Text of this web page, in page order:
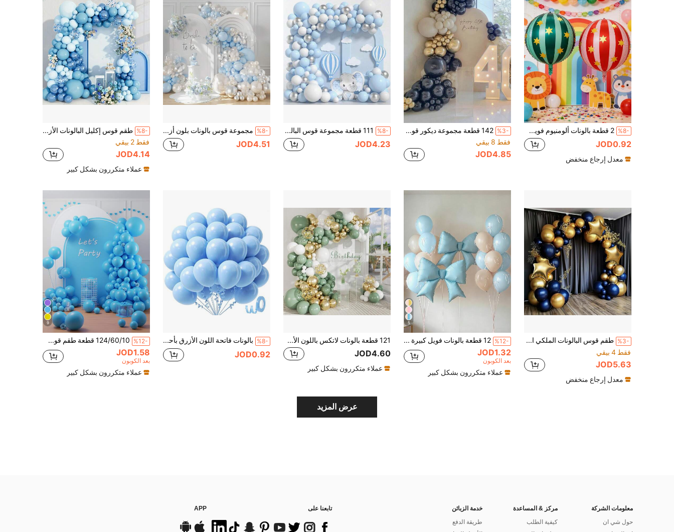
%8- 2 قطعة بالونات ألومنيوم فويل 22 بوصة بتصميم 4D مخطط على شكل نجمة و3D دائري، ديكور حفلة عيد ميلاد، تنسيق المكان
JOD0.92
معدل إرجاع منخفض
%3-
142 قطعة مجموعة ديكور قوس البالونات باللون الأزرق الداكن والبيج، مناسبة لعيد الميلاد ال- 40 وال- 50 وال- 60، المعمودية، الزفاف، الخطوبة، العودة إلى الحفلة، مزيج ألوان قابل للتخصيص، بالونات زخرفية
فقط 8 بيقي
JOD4.85
%8- 111 قطعة مجموعة قوس البالونات الأزرق والأبيض مجموعة إكليل البالونات الأزرق بالونات زرقاء وبيضاء وفضية لحفلات أعياد الميلاد وحفلات استقبال العروس والزفاف وديكورات الشتاء لحفلات عالم الشتاء السحري وديكورات عيد الميلاد
JOD4.23
%8- مجموعة قوس بالونات بلون أزرق لؤلؤي 120 قطعة، بالونات مختلطة باللون الأزرق الفاتح والفضي والأبيض اللؤلؤي، زينة أنيقة لحفلات أعياد الميلاد وحفلات الخطوبة وحفلات الزفاف
JOD4.51
%8-
طقم قوس إكليل البالونات الأزرق 134 قطعة، بالونات كونفيتي معدنية ماكارون باللون الأزرق الفاتح لديكور حفلات الاستحمام وأعياد الميلاد
فقط 2 بيقي
JOD4.14
عملاء متكررون بشكل كبير
%3-
طقم قوس البالونات الملكي الأزرق والذهبي، 132 بالون لاتكس رمادي أزرق وذهبي وبالونات نجوم معدنية، مناسب لحفلات عيد الميلاد والزفاف وحفلات العزوبية والذكرى السنوية وديكورات حفلات عيد الميلاد.
فقط 4 بيقي
JOD5.63
معدل إرجاع منخفض
5
%12- 12 قطعة بالونات فويل كبيرة بشكل فراشة باللون الأزرق الفاتح، طقم بالونات لاتكس بلون الماكرون الأزرق، يشمل الشرائط ونقاط الغراء لل- DIY، مناسبة لحفلات الزفاف والخطوبة والذكرى السنوية وحفلات عيد الميلاد ذات الموضوع الأميري
JOD1.32
بعد الكوبون
عملاء متكررون بشكل كبير
121 قطعة بالونات لاتكس باللون الأخضر المريمي والذهبي والعاجي، مثالية لديكور أعياد الميلاد، ديكور الزفاف، حفلة العروس، حفلة استقبال المولود، ديكور الغرف في العطلات، خلفية التصوير الفوتوغرافي على الجدران، ومثالية لمجموعة قوس البالونات
JOD4.60
عملاء متكررون بشكل كبير
%8- بالونات فاتحة اللون الأزرق بأحجام 5/10/12/18 بوصة، 10/30/50/70 قطعة من البالونات اللاتكس الفاتحة الزرقاء، مناسبة لحفلات التخرج، استحمام الطفل، الهدايا، الكشف عن نوع الجنين، حفلات الزفاف، وأعياد الميلاد
JOD0.92
9
%12- 124/60/10 قطعة طقم قوس بالونات لاتكس أزرق فاتح مطفي، بالونات هيليوم متعددة الأحجام 5/10/12/18 بوصة، ديكور حورية البحر للزفاف والذكرى السنوية وعيد الميلاد والتخرج وحفلات كشف المولود
JOD1.58
بعد الكوبون
عملاء متكررون بشكل كبير
عرض المزيد
معلومات الشركة
حول شي ان
مركز & المساعدة
كيفية الطلب
خدمة الزبائن
طريقة الدفع
تابعنا على APP